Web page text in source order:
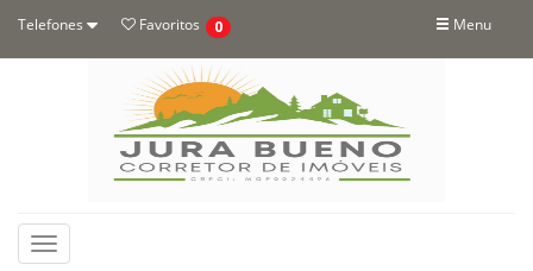
Telefones Favoritos 0 Menu
Toggle